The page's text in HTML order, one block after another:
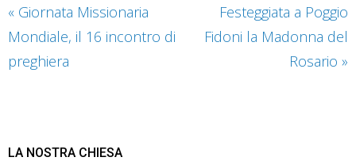
« Giornata Missionaria
Mondiale, il 16 incontro di
preghiera
Festeggiata a Poggio
Fidoni la Madonna del
Rosario »
LA NOSTRA CHIESA